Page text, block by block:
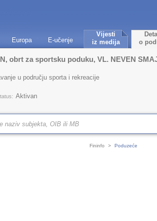
Europa E-učenje
Vijesti
iz medija
o
obrt za sportsku poduku, VL. NEVEN
u području sporta i rekreacije
Aktivan
Fininfo > Poduzeće